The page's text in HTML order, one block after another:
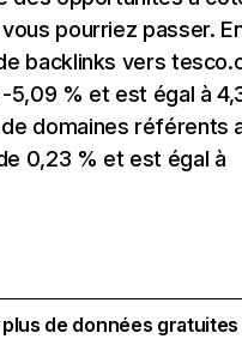
pourriez passer.
backlinks vers
5,09 % et est égal à
domaines référents
0,23 % et est égal à
de données